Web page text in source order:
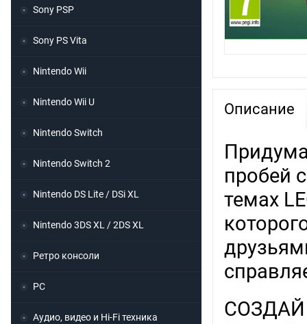
Описание
пробей
темах
Sony PSP
Sony PS Vita
Nintendo Wii
Nintendo Wii U
Nintendo Switch
Nintendo Switch 2
Nintendo DS Lite / DSi XL
Nintendo 3DS XL / 2DS XL
Ретро консоли
PC
Аудио, видео и Hi-Fi техника